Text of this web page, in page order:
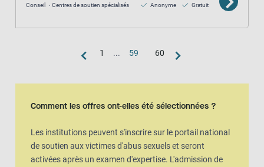
Conseil Centres de soutien spécialisés Anonyme Gratuit
1 ... 59 60
Vue de la carte
Comment les offres ont-elles été sélectionnées ?
Les institutions peuvent s'inscrire sur le portail national
de soutien aux victimes d'abus sexuels et seront
activées après un examen d'expertise. L'admission de